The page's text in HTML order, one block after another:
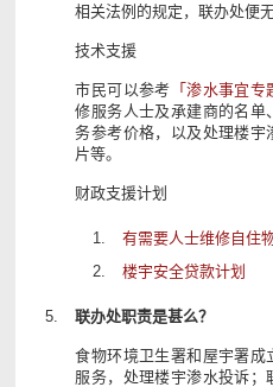
相关法例的规定，联办处便
技术支援
市民可以参考 「渗水事宜专
修服务人士及承建商的名单
务参考价格，以及处理楼宇
片等。
财政支援计划
有需要人士维修自住
楼宇安全贷款计划
联办处职责是甚么？
食物环境卫生署和屋宇署成
服务，处理楼宇渗水投诉；